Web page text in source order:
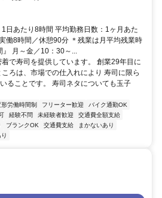
日あたり8時間 平均勤務日数：1ヶ月あた
働8時間／休憩90分 ＊残業は月平均残業時
』 月～金／10：30～...
で寿司を提供しています。 創業29年目に
ろは、市場での仕入れにより 寿司に限ら
ることです。 寿司ネタについても玉子
形労働時間制 フリーター歓迎
バイク通勤OK
経験不問 未経験者歓迎
交通費全額支給
ブランクOK 交通費支給
まかないあり